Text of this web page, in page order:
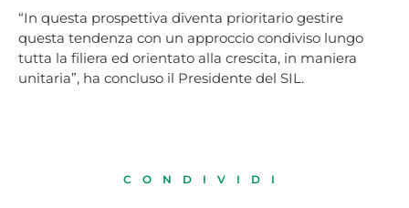
“In questa prospettiva diventa prioritario gestire
questa tendenza con un approccio condiviso lungo
tutta la filiera ed orientato alla crescita, in maniera
unitaria”, ha concluso il Presidente del SIL.
CONDIVIDI